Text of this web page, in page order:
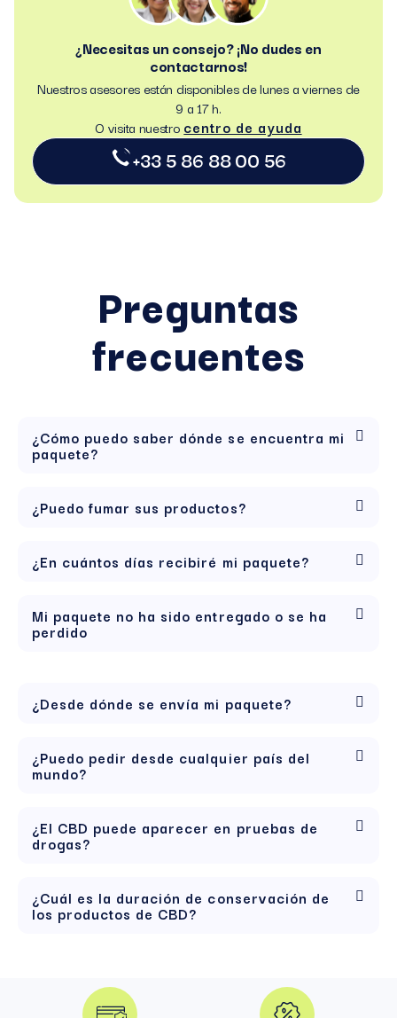
¿Necesitas un consejo? ¡No dudes en
contactarnos!
Nuestros asesores están disponibles de lunes a viernes de
9 a 17 h.
O visita nuestro centro de ayuda
+33 5 86 88 00 56
Preguntas
frecuentes
¿Cómo puedo saber dónde se encuentra mi
paquete?
¿Puedo fumar sus productos?
¿En cuántos días recibiré mi paquete?
Mi paquete no ha sido entregado o se ha
perdido
¿Desde dónde se envía mi paquete?
¿Puedo pedir desde cualquier país del
mundo?
¿El CBD puede aparecer en pruebas de
drogas?
¿Cuál es la duración de conservación de
los productos de CBD?